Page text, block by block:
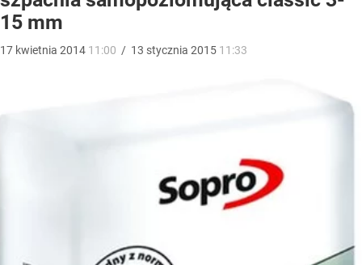
15 mm
17 kwietnia 2014 11:00 / 13 stycznia 2015 11:33